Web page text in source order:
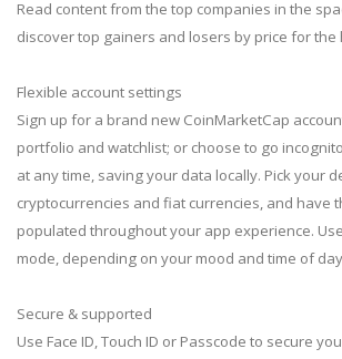
Read content from the top companies in the
discover top gainers and losers by price for the
Flexible account settings
Sign up for a brand new CoinMarketCap
portfolio and watchlist; or choose to go
at any time, saving your data locally. Pick your
cryptocurrencies and fiat currencies, and have
populated throughout your app experience.
mode, depending on your mood and time of
Secure & supported
Use Face ID, Touch ID or Passcode to secure